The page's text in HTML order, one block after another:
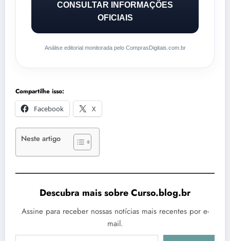
CONSULTAR INFORMAÇÕES
OFICIAIS
Análise editorial monitorada pelo ComprasDigitais.com.br
Compartilhe isso:
Facebook
X
Neste artigo
Descubra mais sobre Curso.blog.br
Assine para receber nossas notícias mais recentes por e-
mail.
Digite seu e-mail…